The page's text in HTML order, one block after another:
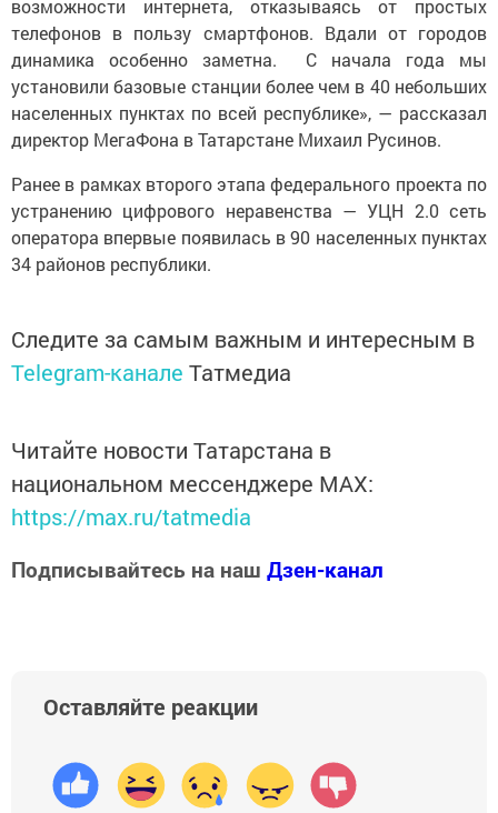
возможности интернета, отказываясь от простых
телефонов в пользу смартфонов. Вдали от городов
динамика особенно заметна. С начала года мы
установили базовые станции более чем в 40 небольших
населенных пунктах по всей республике», — рассказал
директор МегаФона в Татарстане Михаил Русинов.
Ранее в рамках второго этапа федерального проекта по
устранению цифрового неравенства — УЦН 2.0 сеть
оператора впервые появилась в 90 населенных пунктах
34 районов республики.
Следите за самым важным и интересным в
Telegram-канале Татмедиа
Читайте новости Татарстана в
национальном мессенджере MАХ:
https://max.ru/tatmedia
Подписывайтесь на наш Дзен-канал
Оставляйте реакции